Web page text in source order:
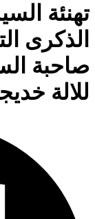
تهنئة
الذكرى
صاحبة
للالة